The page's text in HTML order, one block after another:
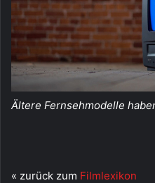
Ältere Fernsehmodelle
« zurück zum Filmlexikon